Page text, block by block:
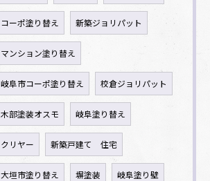
コーポ塗り替え 新築ジョリパット
マンション塗り替え
岐阜市コーポ塗り替え 校倉ジョリパット
木部塗装オスモ 岐阜塗り替え
クリヤー 新築戸建て 住宅
大垣市塗り替え 塀塗装 岐阜塗り壁